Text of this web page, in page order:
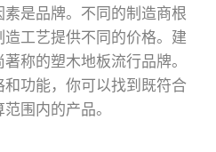
是品牌。不同的制造商根
工艺提供不同的价格。建
称的塑木地板流行品牌。
功能，你可以找到既符合
围内的产品。